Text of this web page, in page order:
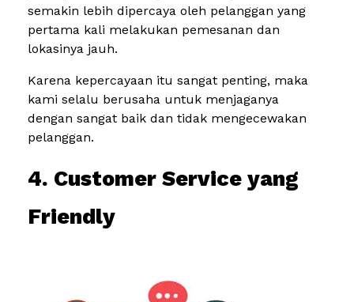
semakin lebih dipercaya oleh pelanggan yang
pertama kali melakukan pemesanan dan
lokasinya jauh.
Karena kepercayaan itu sangat penting, maka
kami selalu berusaha untuk menjaganya
dengan sangat baik dan tidak mengecewakan
pelanggan.
4. Customer Service yang
Friendly